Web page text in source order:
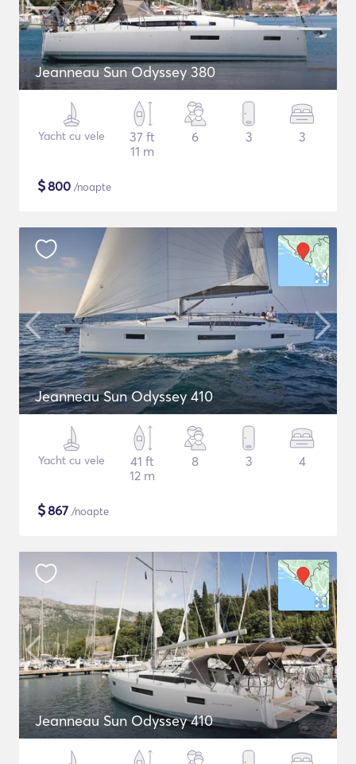
Jeanneau Sun Odyssey 380
Yacht cu vele
37 ft
11 m
6 3 3
$800 /noapte
Jeanneau Sun Odyssey 410
Yacht cu vele
41 ft
12 m
8 3 4
$867 /noapte
Jeanneau Sun Odyssey 410